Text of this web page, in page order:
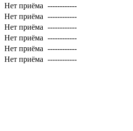
Нет приёма ------------
Нет приёма ------------
Нет приёма ------------
Нет приёма ------------
Нет приёма ------------
Нет приёма ------------